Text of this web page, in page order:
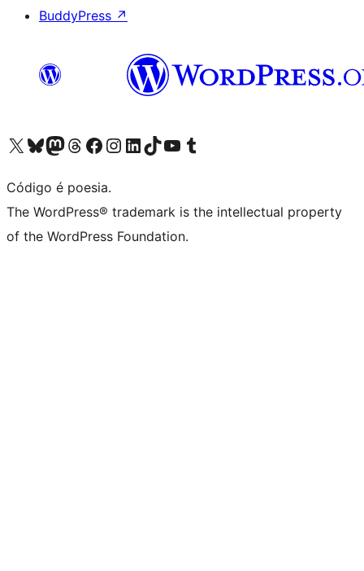
BuddyPress ↗
Visite a nossa conta X (antigo Twitter)
Visit our Bluesky account
Visit our Mastodon account
Visit our Threads account
Visite a nossa página do Facebook
Visite a nossa conta no Instagram
Visite a nossa conta no LinkedIn
Visit our TikTok account
Visit our YouTube channel
Visit our Tumblr account
Código é poesia.
The WordPress® trademark is the intellectual property
of the WordPress Foundation.